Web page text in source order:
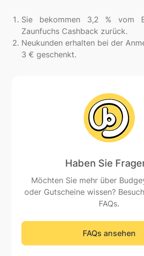
Sie bekommen 3,2 % vom
Zaunfuchs Cashback zurück.
Neukunden erhalten bei der
3 € geschenkt.
Haben Sie
Möchten Sie mehr über
oder Gutscheine wissen?
FAQs.
FAQs ansehen